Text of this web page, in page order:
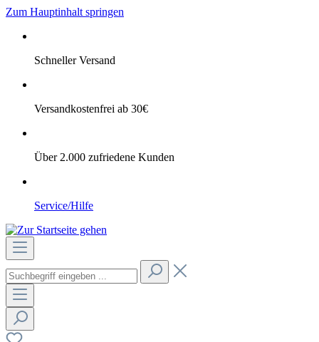
Zum Hauptinhalt springen
Schneller Versand
Versandkostenfrei ab 30€
Über 2.000 zufriedene Kunden
Service/Hilfe